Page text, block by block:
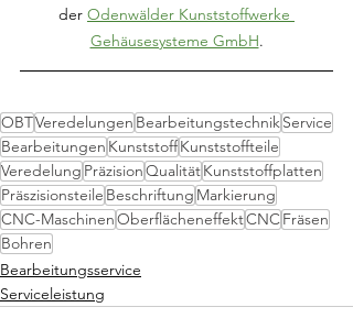
der Odenwälder Kunststoffwerke
Gehäusesysteme GmbH.
OBTVeredelungen BearbeitungstechnikService
Bearbeitungen KunststoffKunststoffteile
Veredelung PräzisionQualitätKunststoffplatten
Präszisionsteile Beschriftung Markierung
CNC-MaschinenOberflächeneffektCNCFräsen
Bohren
Bearbeitungsservice
Serviceleistung